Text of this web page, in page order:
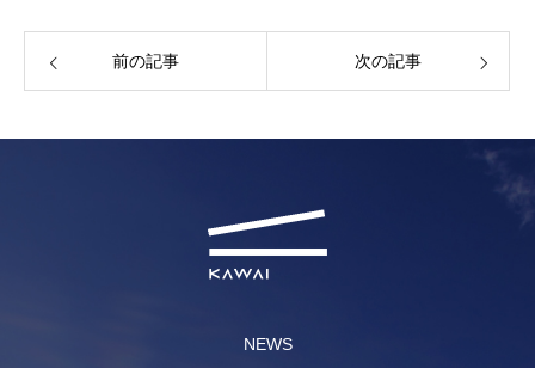
前の記事 次の記事
NEWS